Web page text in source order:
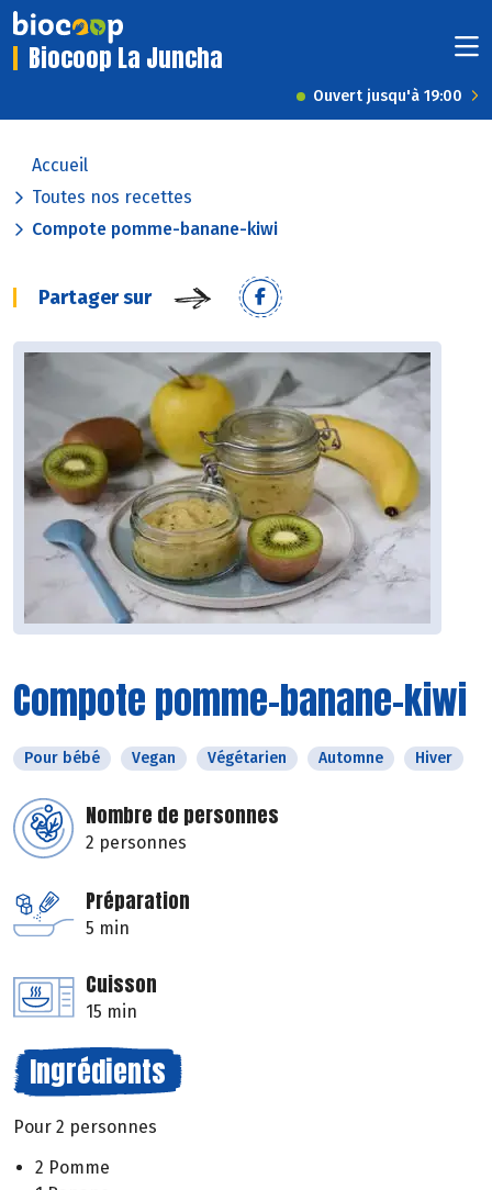
Biocoop La Juncha
Ouvert jusqu'à 19:00
Accueil
Toutes nos recettes
Compote pomme-banane-kiwi
Partager sur
Compote pomme-banane-kiwi
Pour bébé Vegan Végétarien Automne Hiver
Nombre de personnes
2 personnes
Préparation
5 min
Cuisson
15 min
Ingrédients
Pour 2 personnes
2 Pomme